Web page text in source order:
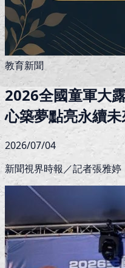
教育新聞
2026全國童軍大
心築夢點亮永續
2026/07/04
新聞視界時報／記者張雅